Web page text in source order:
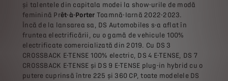
și talentele din capitala modei la show-urile de modă
feminină Prêt-à-Porter Toamnă-Iarnă 2022-2023.
Încă de la lansarea sa, DS Automobiles s-a aflat în
fruntea electrificării, cu o gamă de vehicule 100%
electrificate comercializată din 2019. Cu DS 3
CROSSBACK E-TENSE 100% electric, DS 4 E-TENSE, DS 7
CROSSBACK E-TENSE și DS 9 E-TENSE plug-in hybrid cu o
putere cuprinsă între 225 și 360 CP, toate modelele DS